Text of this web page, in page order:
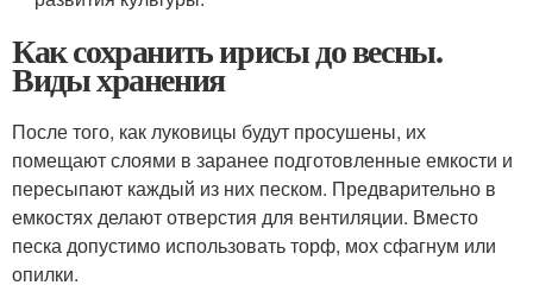
Как сохранить ирисы до весны.
Виды хранения
После того, как луковицы будут просушены, их
помещают слоями в заранее подготовленные емкости и
пересыпают каждый из них песком. Предварительно в
емкостях делают отверстия для вентиляции. Вместо
песка допустимо использовать торф, мох сфагнум или
опилки.